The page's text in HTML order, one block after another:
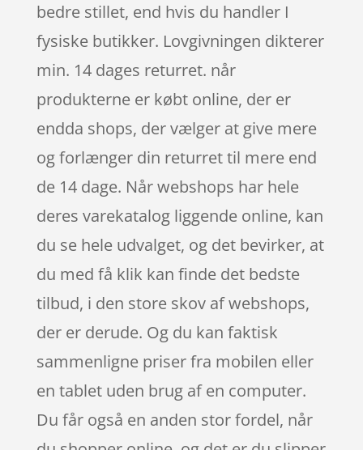
bedre stillet, end hvis du handler I
fysiske butikker. Lovgivningen dikterer
min. 14 dages returret. når
produkterne er købt online, der er
endda shops, der vælger at give mere
og forlænger din returret til mere end
de 14 dage. Når webshops har hele
deres varekatalog liggende online, kan
du se hele udvalget, og det bevirker, at
du med få klik kan finde det bedste
tilbud, i den store skov af webshops,
der er derude. Og du kan faktisk
sammenligne priser fra mobilen eller
en tablet uden brug af en computer.
Du får også en anden stor fordel, når